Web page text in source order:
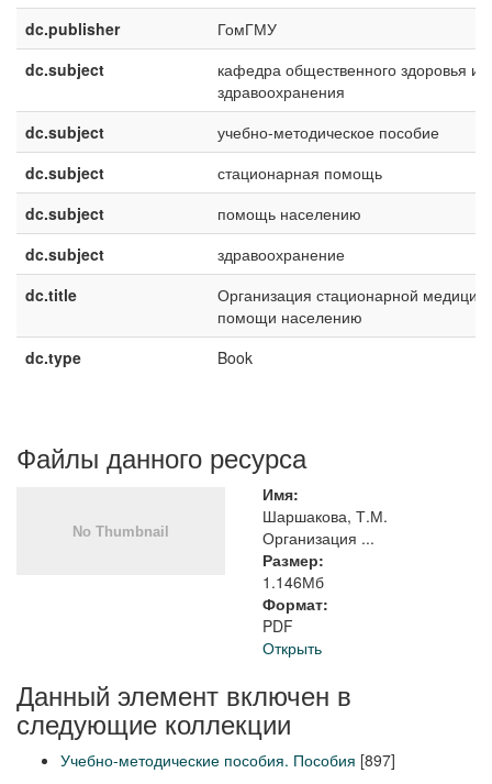
dc.publisher
ГомГМУ
dc.subject
кафедра общественного здоровья и
здравоохранения
dc.subject
учебно-методическое пособие
dc.subject
стационарная помощь
dc.subject
помощь населению
dc.subject
здравоохранение
dc.title
Организация стационарной
помощи населению
dc.type
Book
Файлы данного ресурса
Имя:
Шаршакова, Т.М.
Организация ...
Размер:
1.146Мб
Формат:
PDF
Открыть
Данный элемент включен в
следующие коллекции
Учебно-методические пособия. Пособия [897]